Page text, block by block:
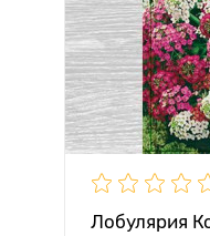
Лобулярия